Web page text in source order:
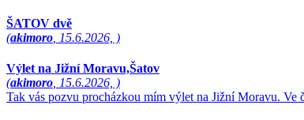
ŠATOV dvě
(akimoro , 15.6.2026, )
Výlet na Jižní Moravu,Šatov
(akimoro , 15.6.2026, )
Tak vás pozvu procházkou mím výlet na Jižní Moravu.